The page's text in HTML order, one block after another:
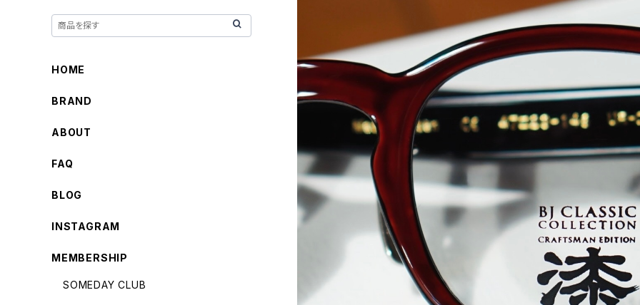
HOME
BRAND
ABOUT
FAQ
BLOG
INSTAGRAM
MEMBERSHIP
SOMEDAY CLUB